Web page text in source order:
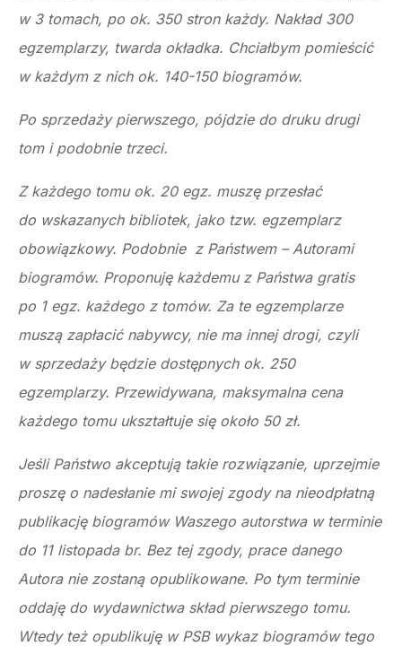
w 3 tomach, po ok. 350 stron każdy. Nakład 300
egzemplarzy, twarda okładka. Chciałbym pomieścić
w każdym z nich ok. 140-150 biogramów.
Po sprzedaży pierwszego, pójdzie do druku drugi
tom i podobnie trzeci.
Z każdego tomu ok. 20 egz. muszę przesłać
do wskazanych bibliotek, jako tzw. egzemplarz
obowiązkowy. Podobnie z Państwem – Autorami
biogramów. Proponuję każdemu z Państwa gratis
po 1 egz. każdego z tomów. Za te egzemplarze
muszą zapłacić nabywcy, nie ma innej drogi, czyli
w sprzedaży będzie dostępnych ok. 250
egzemplarzy. Przewidywana, maksymalna cena
każdego tomu ukształtuje się około 50 zł.
Jeśli Państwo akceptują takie rozwiązanie, uprzejmie
proszę o nadesłanie mi swojej zgody na nieodpłatną
publikację biogramów Waszego autorstwa w terminie
do 11 listopada br. Bez tej zgody, prace danego
Autora nie zostaną opublikowane. Po tym terminie
oddaję do wydawnictwa skład pierwszego tomu.
Wtedy też opublikuję w PSB wykaz biogramów tego